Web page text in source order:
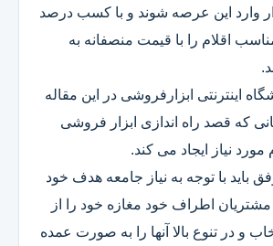
وارد این عرصه شوند و با کسب درصد
اقلام را با قیمت منصفانه به
اینترنتی ابزارفروشی در این مقاله
که قصد راه اندازی ابزار فروشی
مورد نیاز ایجاد می کند.
باید با توجه به نیاز جامعه هدف خود
اطراف خود مغازه خود را از
و در تنوع بالا آنها را به صورت عمده